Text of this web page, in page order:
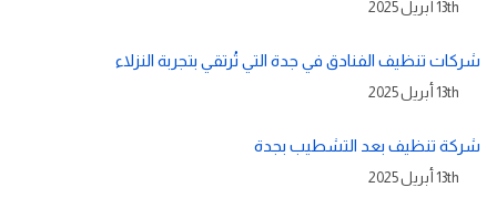
13th أبريل 2025
شركات تنظيف الفنادق في جدة التي تُرتقي بتجربة النزلاء
13th أبريل 2025
شركة تنظيف بعد التشطيب بجدة
13th أبريل 2025